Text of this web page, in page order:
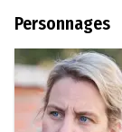
Personnages